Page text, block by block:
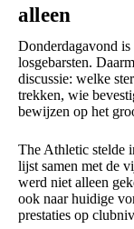
alleen
Donderdagavond
losgebarsten.
discussie: welke
trekken, wie
bewijzen op het
The Athletic stelde
lijst samen met de
werd niet alleen
ook naar huidige
prestaties op